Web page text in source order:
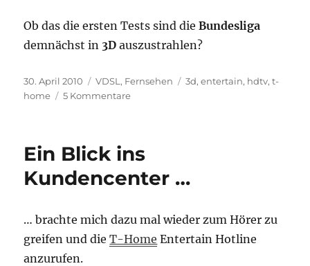
Ob das die ersten Tests sind dieBundesliga
demnächst in 3D auszustrahlen?
Veröffentlicht
am
30. April 2010 Kategorien
VDSL , Fernsehen Schlagwörter
3d,entertain, hdtv,t-
home
5 Kommentarezu
Eishockey-
in
Ein Blick ins
Kundencenter …
… brachte mich dazu mal wieder zum Hörer zu
greifen und dieT-Home Entertain Hotline
anzurufen.